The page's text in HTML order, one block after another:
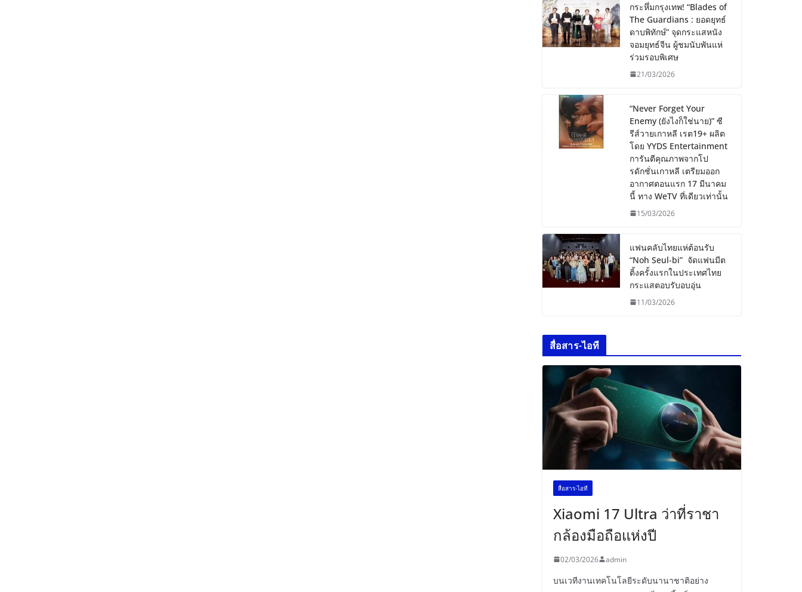
กระหึ่มกรุงเทพ! “Blades of
The Guardians : ยอดยุทธ์
ดาบพิทักษ์” จุดกระแสหนัง
จอมยุทธ์จีน ผู้ชมนับพันแห่
ร่วมรอบพิเศษ
21/03/2026
“Never Forget Your
Enemy (ยังไงก็ใช่นาย)” ซี
รีส์วายเกาหลี เรต19+ ผลิต
โดย YYDS Entertainment
การันตีคุณภาพจากโป
รดักชั่นเกาหลี เตรียมออก
อากาศตอนแรก 17 มีนาคม
นี้ ทาง WeTV ที่เดียวเท่านั้น
15/03/2026
แฟนคลับไทยแห่ต้อนรับ
“Noh Seul-bi” จัดแฟนมีต
ติ้งครั้งแรกในประเทศไทย
กระแสตอบรับอบอุ่น
11/03/2026
สื่อสาร-ไอที
สื่อสาร-ไอที
Xiaomi 17 Ultra ว่าที่ราชา
กล้องมือถือแห่งปี
02/03/2026 admin
บนเวทีงานเทคโนโลยีระดับนานาชาติอย่าง